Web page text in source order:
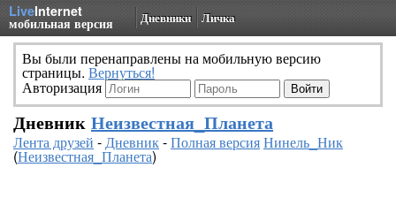
LiveInternet
мобильная версия Дневники Личка
Вы были перенаправлены на мобильную версию
страницы. Вернуться!
Авторизация
Дневник Неизвестная_Планета
Лента друзей -Дневник-Полная версияНинель_Ник
(Неизвестная_Планета)